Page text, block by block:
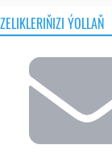
ÝOLLAŇ